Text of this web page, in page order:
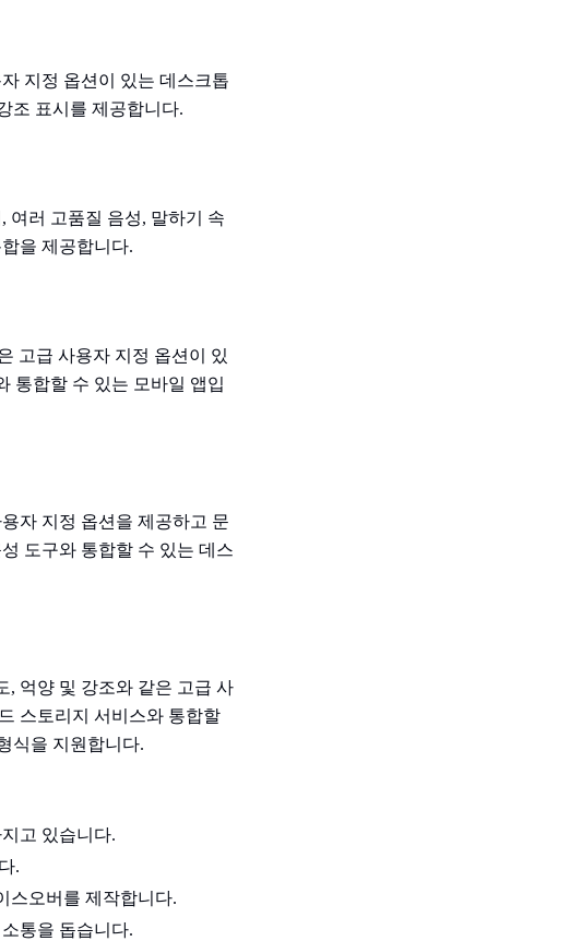
지정 옵션이 있는 데스크톱
조 표시를 제공합니다.
여러 고품질 음성, 말하기 속
을 제공합니다.
고급 사용자 지정 옵션이 있
통합할 수 있는 모바일 앱입
자 지정 옵션을 제공하고 문
도구와 통합할 수 있는 데스
, 억양 및 강조와 같은 고급 사
스토리지 서비스와 통합할
식을 지원합니다.
고 있습니다.
.
스오버를 제작합니다.
통을 돕습니다.